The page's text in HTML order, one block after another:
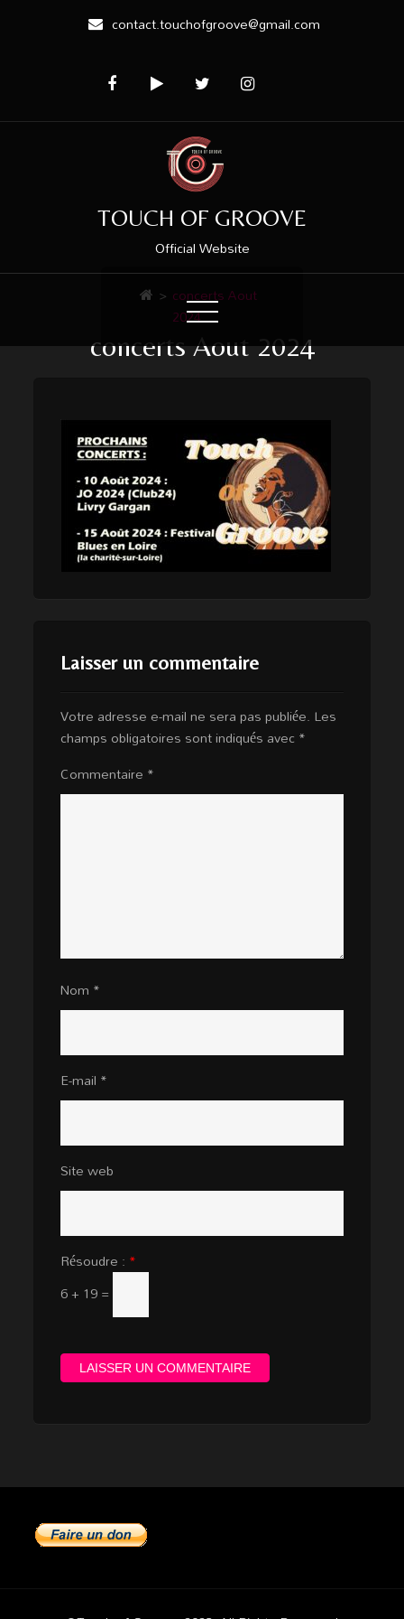
contact.touchofgroove@gmail.com
TOUCH OF GROOVE
Official Website
concerts Aout 2024
> concerts Aout
2024
Laisser un commentaire
Votre adresse e-mail ne sera pas publiée. Les
champs obligatoires sont indiqués avec *
Commentaire *
Nom *
E-mail *
Site web
Résoudre : *
6 + 19 =